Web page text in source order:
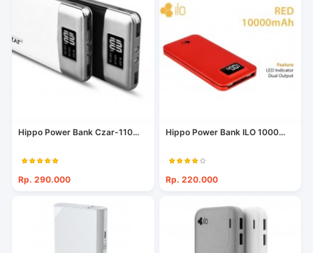
Hippo Power Bank Czar-110...
Rp. 290.000
Hippo Power Bank ILO 1000...
Rp. 220.000